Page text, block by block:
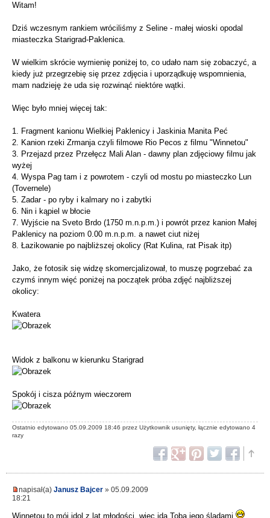
Witam!
Dziś wczesnym rankiem wróciliśmy z Seline - małej wioski opodal
miasteczka Starigrad-Paklenica.
W wielkim skrócie wymienię poniżej to, co udało nam się zobaczyć, a
kiedy już przegrzebię się przez zdjęcia i uporządkuję wspomnienia,
mam nadzieję że uda się rozwinąć niektóre wątki.
Więc było mniej więcej tak:
1. Fragment kanionu Wielkiej Paklenicy i Jaskinia Manita Peć
2. Kanion rzeki Zrmanja czyli filmowe Rio Pecos z filmu "Winnetou"
3. Przejazd przez Przełęcz Mali Alan - dawny plan zdjęciowy filmu jak
wyżej
4. Wyspa Pag tam i z powrotem - czyli od mostu po miasteczko Lun
(Tovernele)
5. Zadar - po ryby i kalmary no i zabytki
6. Nin i kąpiel w błocie
7. Wyjście na Sveto Brdo (1750 m.n.p.m.) i powrót przez kanion Małej
Paklenicy na poziom 0.00 m.n.p.m. a nawet ciut niżej
8. Łazikowanie po najbliższej okolicy (Rat Kulina, rat Pisak itp)
Jako, że fotosik się widzę skomercjalizował, to muszę pogrzebać za
czymś innym więć poniżej na początek próba zdjęć najbliższej
okolicy:
Kwatera
Widok z balkonu w kierunku Starigrad
Spokój i cisza późnym wieczorem
Ostatnio edytowano 05.09.2009 18:46 przez Użytkownik usunięty, łącznie edytowano 4
razy
napisał(a) Janusz Bajcer » 05.09.2009
18:21
Winnetou to mój idol z lat młodości, więc idą Tobą jego śladami